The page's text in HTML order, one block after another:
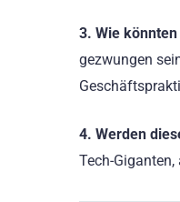
3. Wie
gezwungen
4. Werden
Tech-